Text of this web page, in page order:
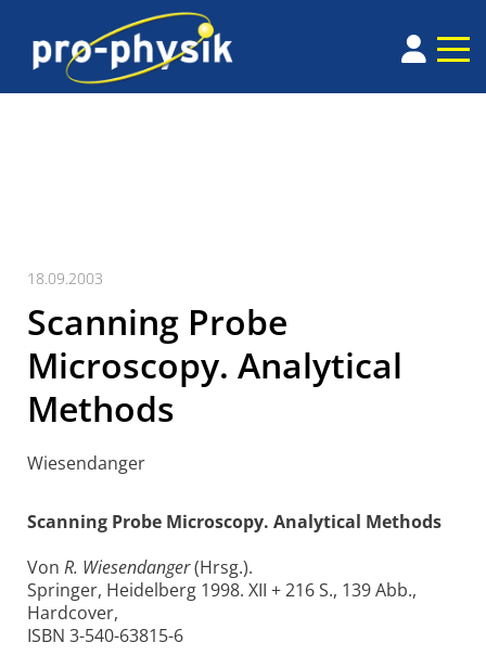
18.09.2003
Scanning Probe
Microscopy. Analytical
Methods
Wiesendanger
Scanning Probe Microscopy. Analytical Methods
Von R. Wiesendanger(Hrsg.).
Springer, Heidelberg 1998. XII + 216 S., 139 Abb.,
Hardcover,
ISBN 3-540-63815-6